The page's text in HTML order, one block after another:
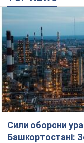
Сили оборони
Башкортостані: